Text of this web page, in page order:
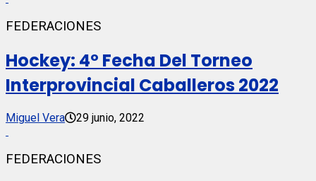
FEDERACIONES
Hockey: 4º Fecha Del Torneo
Interprovincial Caballeros 2022
Miguel Vera 29 junio, 2022
FEDERACIONES